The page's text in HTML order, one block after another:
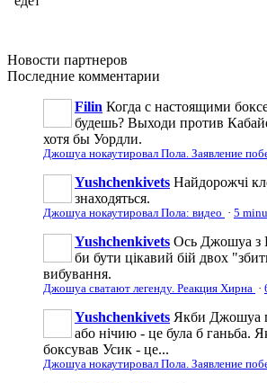
Новости партнеров
Последние комментарии
Filin Когда с настоящими
будешь? Выходи против
хотя бы Уордли.
Джошуа нокаутировал Пола. Заявление
Yushchenkivets Найдорожчі
знаходяться.
Джошуа нокаутировал Пола: видео · 5
Yushchenkivets Ось Джошуа з
би бути цікавий бій двох
вибування.
Джошуа сватают легенду. Реакция Хирна ·
Yushchenkivets Якби Джошуа
або нічию - це була б ганьба.
боксував Усик - це...
Джошуа нокаутировал Пола. Заявление